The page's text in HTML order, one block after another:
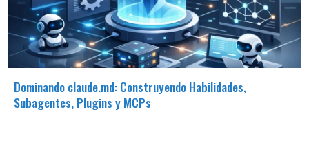
Dominando claude.md: Construyendo Habilidades,
Subagentes, Plugins y MCPs